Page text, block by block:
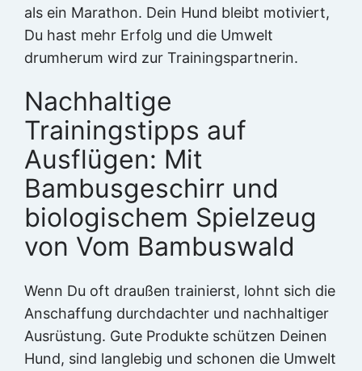
als ein Marathon. Dein Hund bleibt motiviert,
Du hast mehr Erfolg und die Umwelt
drumherum wird zur Trainingspartnerin.
Nachhaltige
Trainingstipps auf
Ausflügen: Mit
Bambusgeschirr und
biologischem Spielzeug
von Vom Bambuswald
Wenn Du oft draußen trainierst, lohnt sich die
Anschaffung durchdachter und nachhaltiger
Ausrüstung. Gute Produkte schützen Deinen
Hund, sind langlebig und schonen die Umwelt